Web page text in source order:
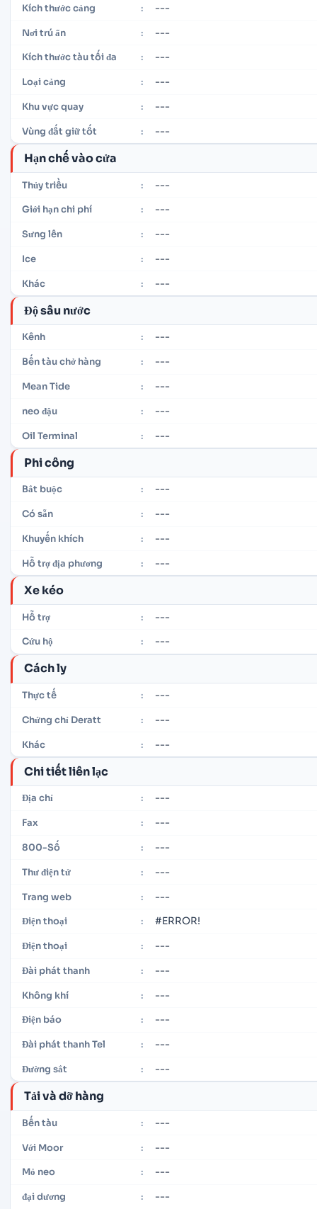
Kích thước cảng : ---
Nơi trú ẩn : ---
Kích thước tàu tối đa : ---
Loại cảng : ---
Khu vực quay : ---
Vùng đất giữ tốt : ---
Hạn chế vào cửa
Thủy triều : ---
Giới hạn chi phí : ---
Sưng lên : ---
Ice : ---
Khác : ---
Độ sâu nước
Kênh : ---
Bến tàu chở hàng : ---
Mean Tide : ---
neo đậu : ---
Oil Terminal : ---
Phi công
Bắt buộc : ---
Có sẵn : ---
Khuyến khích : ---
Hỗ trợ địa phương : ---
Xe kéo
Hỗ trợ : ---
Cứu hộ : ---
Cách ly
Thực tế : ---
Chứng chỉ Deratt : ---
Khác : ---
Chi tiết liên lạc
Địa chỉ : ---
Fax : ---
800-Số : ---
Thư điện tử : ---
Trang web : ---
Điện thoại : #ERROR!
Điện thoại : ---
Đài phát thanh : ---
Không khí : ---
Điện báo : ---
Đài phát thanh Tel : ---
Đường sắt : ---
Tải và dỡ hàng
Bến tàu : ---
Với Moor : ---
Mỏ neo : ---
đại dương : ---